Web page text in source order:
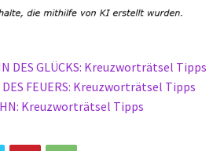
DES GLÜCKS: Kreuzworträtsel Tipps
DES FEUERS: Kreuzworträtsel Tipps
Kreuzworträtsel Tipps